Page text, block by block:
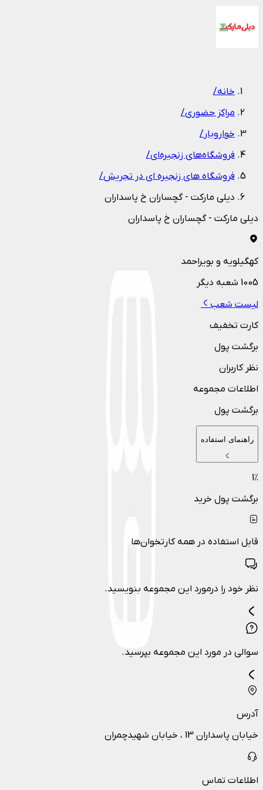
خانه/
مراکز حضوری/
خواروبار/
فروشگاه‌های زنجیره‌ای/
فروشگاه های زنجیره ای در تجریش/
دیلی مارکت - گچساران خ پاسداران
دیلی مارکت - گچساران خ پاسداران
کهگیلویه و بویراحمد
1005 شعبه دیگر
لیست شعب
کارت تخفیف
برگشت پول
نظر کاربران
اطلاعات مجموعه
برگشت پول
راهنمای استفاده
1٪
برگشت پول خرید
قابل استفاده در همه کارتخوان‌ها
نظر خود را درمورد این مجموعه بنویسید.
سوالی در مورد این مجموعه بپرسید.
آدرس
خیابان پاسداران 13 ، خیابان شهیدچمران
اطلاعات تماس